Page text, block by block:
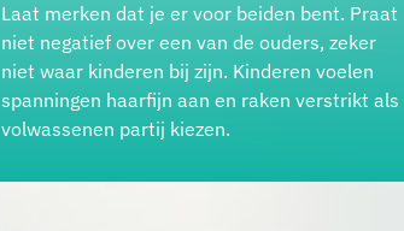
Laat merken dat je er voor beiden bent. Praat
niet negatief over een van de ouders, zeker
niet waar kinderen bij zijn. Kinderen voelen
spanningen haarfijn aan en raken verstrikt als
volwassenen partij kiezen.